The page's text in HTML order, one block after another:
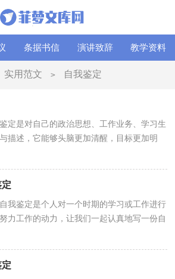
条据书信 演讲致辞 教学资料
实用范文 > 自我鉴定
定是对自己的政治思想、工作业务、学习生
描述，它能够头脑更加清醒，目标更加明
自我鉴定了吧。自我鉴定你想...
我鉴定是个人对一个时期的学习或工作进行
力工作的动力，让我们一起认真地写一份自
写自我鉴定呢？以下是小编...